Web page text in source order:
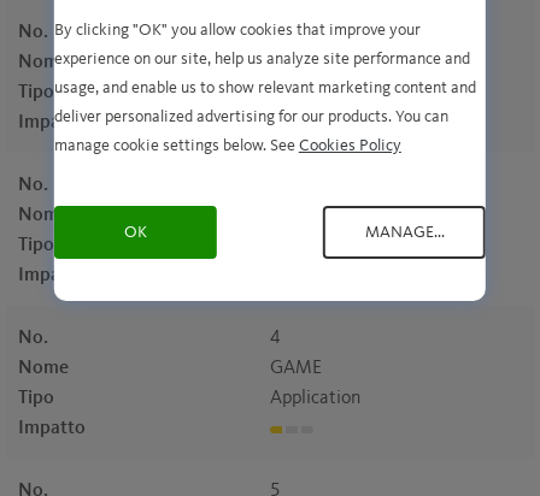
No.
2
Nome
EML
Tipo
Malware
Impatto
No.
Nome
Tipo
Impatto
No.
4
Nome
GAME
Tipo
Application
Impatto
No.
5
By clicking "OK" you allow cookies that improve your
experience on our site, help us analyze site performance and
usage, and enable us to show relevant marketing content and
deliver personalized advertising for our products. You can
manage cookie settings below. See Cookies Policy
OK MANAGE...